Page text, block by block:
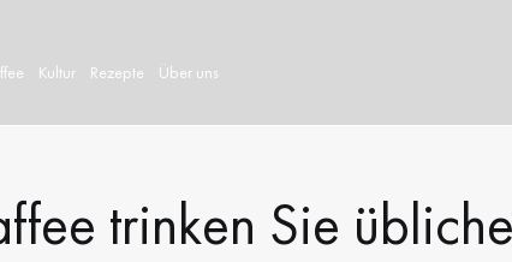
Kultur Rezepte Über uns
trinken Sie